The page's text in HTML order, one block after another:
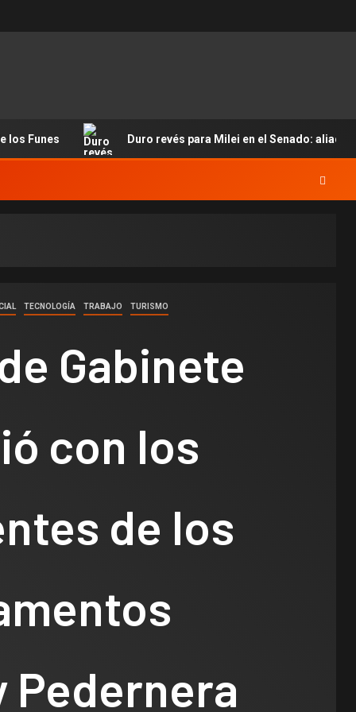
los Funes Duro revés para Milei en el Senado:
TECNOLOGÍA TRABAJO TURISMO
Gabinete
con los
de los
Pedernera